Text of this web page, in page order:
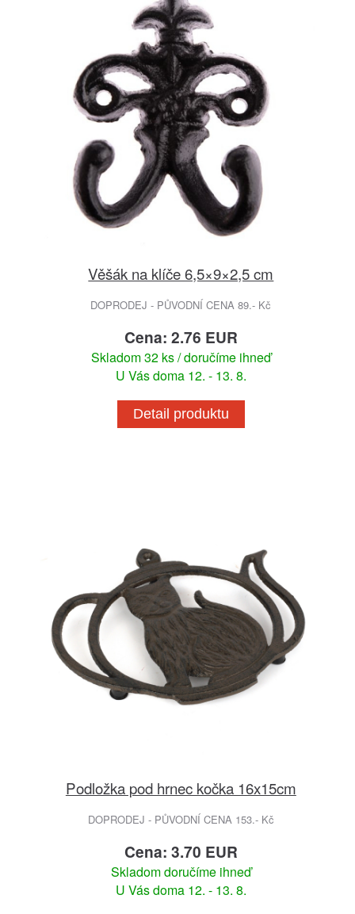
Věšák na klíče 6,5×9×2,5 cm
DOPRODEJ - PŮVODNÍ CENA 89.- Kč
Cena: 2.76 EUR
Skladom 32 ks / doručíme ihneď
U Vás doma 12. - 13. 8.
Detail produktu
Podložka pod hrnec kočka 16x15cm
DOPRODEJ - PŮVODNÍ CENA 153.- Kč
Cena: 3.70 EUR
Skladom doručíme ihneď
U Vás doma 12. - 13. 8.